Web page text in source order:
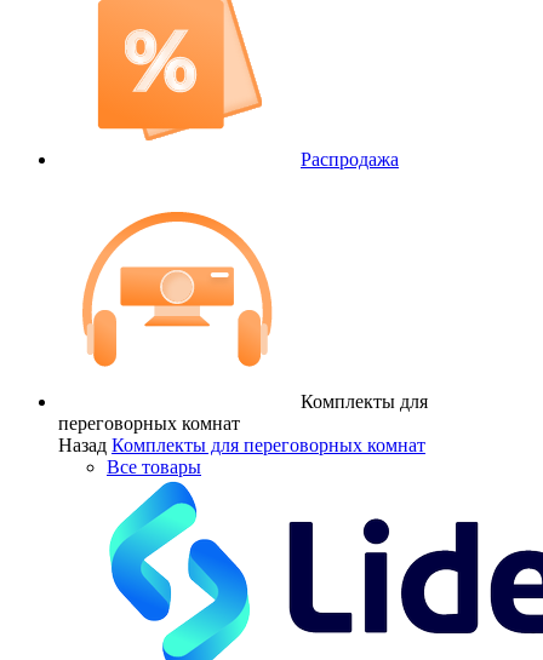
Распродажа
Комплекты для
переговорных комнат
Назад Комплекты для переговорных комнат
Все товары